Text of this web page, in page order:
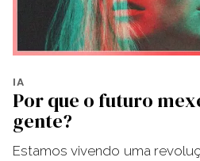
IA
Por que o futuro
gente?
Estamos vivendo uma